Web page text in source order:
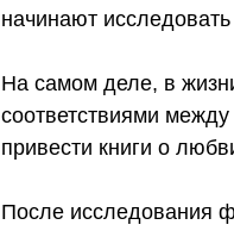
начинают
На самом деле, в
соответствиями
привести книги о
После исследования